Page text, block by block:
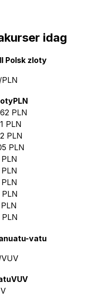
idag
Polsk zloty
PLN
PLN
PLN
PLN
PLN
PLN
PLN
PLN
PLN
PLN
PLN
vatu
VUV